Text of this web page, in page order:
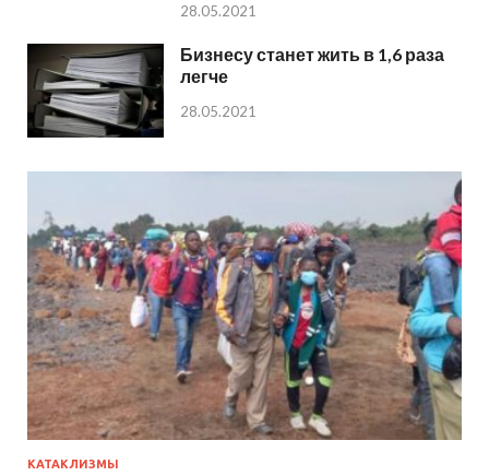
28.05.2021
Бизнесу станет жить в 1,6 раза
легче
28.05.2021
КАТАКЛИЗМЫ